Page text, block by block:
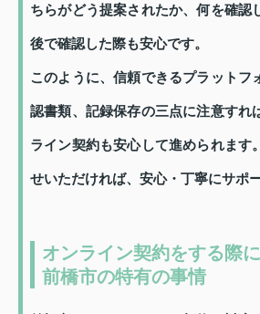
ちらがどう提案されたか、何を確認
後で確認した際も安心です。
このように、信頼できるプラットフ
認書類、記録保存の三点に注意すれ
ライン契約も安心して進められます
せいただければ、安心・丁寧にサポ
オンライン契約をする際
前橋市の特有の事情